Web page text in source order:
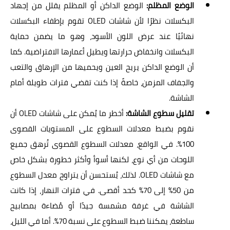
الوضع المظلم: الوضع الداكن أو المظلم يقلل من إجهاد
البكسلات نظرًا لأن شاشات OLED تقوم بإطفاء البكسلات
نهائيًا عند عرض اللون الأسود، وهو ما يضمن حماية
البكسلات وانخفاض حرارتها ويطيل أعمارها الافتراضية. كما
أن الوضع الداكن يريح العين ويحميها من الإرهاق والتعب
والجفاف المزمن، خاصةً إذا كنت تقضي فترات طويلة أمام
الشاشة.
تقليل سطوع الشاشة:
أخطر ما يُمكن على شاشات OLED أن
نقوم بضبط معدلات السطوع على المستويات القصوى
100%. في الواقع، معدلات السطوع القصوى تُرهق جميع
اللوحات من أي نوع، لكنها أسوأ وأكثر خطورة بشكل خاص
مع شاشات OLED. لذلك، يُستحسن أن يتراوح معدل السطوع
من 50% إلى 70% كحد أقصى. في فترات النهار، إذا كانت
الشاشة في غرفة مشمسة جيدًا أو مُضاءة بمصابيح
ساطعة، يمكننا ضبط السطوع على نسبة 70%. أما في الليل،